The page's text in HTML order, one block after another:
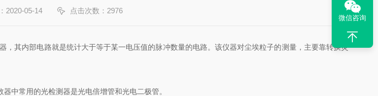
2020-05-14 点击次数：2976
，其内部电路就是统计大于等于某一电压值的脉冲数量的电路。该仪器对尘埃粒子的测量，主要靠转换灵
常用的光检测器是光电倍增管和光电二极管。
微信咨询